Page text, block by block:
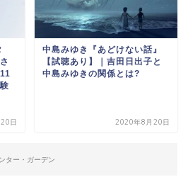
日
中島みゆき『あどけない話』
【試聴あり】｜吉田日出子と
中島みゆきの関係とは?
2020年8月20日
ター・ガーデン